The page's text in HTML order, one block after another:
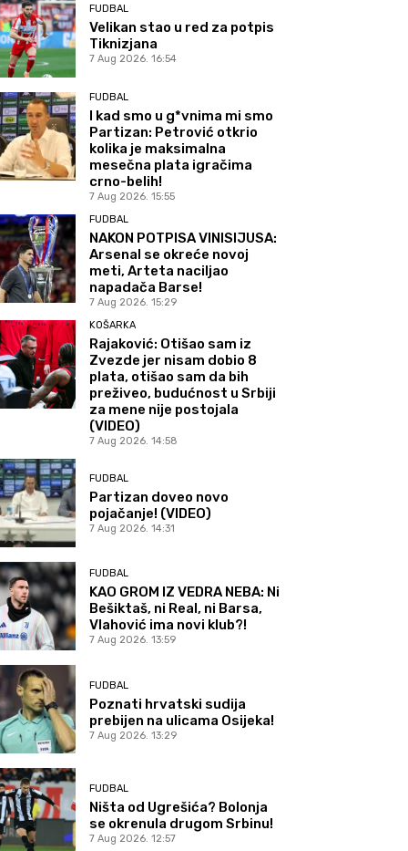
FUDBAL
Velikan stao u red za potpis
Tiknizjana
7 Aug 2026. 16:54
FUDBAL
I kad smo u g*vnima mi smo
Partizan: Petrović otkrio
kolika je maksimalna
mesečna plata igračima
crno-belih!
7 Aug 2026. 15:55
FUDBAL
NAKON POTPISA VINISIJUSA:
Arsenal se okreće novoj
meti, Arteta naciljao
napadača Barse!
7 Aug 2026. 15:29
KOŠARKA
Rajaković: Otišao sam iz
Zvezde jer nisam dobio 8
plata, otišao sam da bih
preživeo, budućnost u Srbiji
za mene nije postojala
(VIDEO)
7 Aug 2026. 14:58
FUDBAL
Partizan doveo novo
pojačanje! (VIDEO)
7 Aug 2026. 14:31
FUDBAL
KAO GROM IZ VEDRA NEBA: Ni
Bešiktaš, ni Real, ni Barsa,
Vlahović ima novi klub?!
7 Aug 2026. 13:59
FUDBAL
Poznati hrvatski sudija
prebijen na ulicama Osijeka!
7 Aug 2026. 13:29
FUDBAL
Ništa od Ugrešića? Bolonja
se okrenula drugom Srbinu!
7 Aug 2026. 12:57